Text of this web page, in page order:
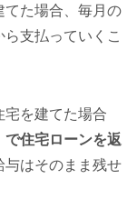
てた場合、毎月の
支払っていくこ
宅を建てた場合
で住宅ローンを返
与はそのまま残せ